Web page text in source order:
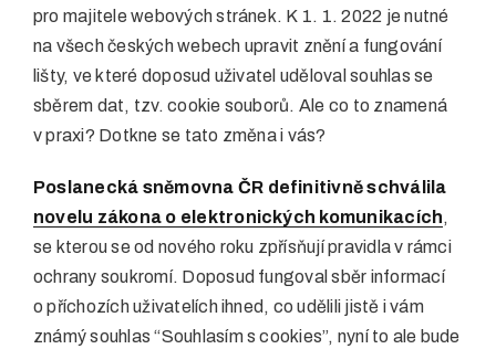
pro majitele webových stránek. K 1. 1. 2022 je nutné
na všech českých webech upravit znění a fungování
lišty, ve které doposud uživatel uděloval souhlas se
sběrem dat, tzv. cookie souborů. Ale co to znamená
v praxi? Dotkne se tato změna i vás?
Poslanecká sněmovna ČR definitivně schválila
novelu zákona o elektronických komunikacích,
se kterou se od nového roku zpřísňují pravidla v rámci
ochrany soukromí. Doposud fungoval sběr informací
o příchozích uživatelích ihned, co udělili jistě i vám
známý souhlas “Souhlasím s cookies”, nyní to ale bude